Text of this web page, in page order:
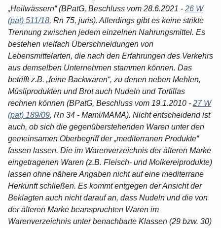
„Heilwässern“ (BPatG, Beschluss vom 28.6.2021 - 26 W
(pat) 511/18, Rn 75, juris). Allerdings gibt es keine strikte
Trennung zwischen jedem einzelnen Nahrungsmittel. Es
bestehen vielfach Überschneidungen von
Lebensmittelarten, die nach den Erfahrungen des Verkehrs
aus demselben Unternehmen stammen können. Das
betrifft z.B. „feine Backwaren“, zu denen neben Mehlen,
Müsliprodukten und Brot auch Nudeln und Tortillas
rechnen können (BPatG, Beschluss vom 19.1.2010 - 27 W
(pat) 189/09, Rn 34 - Mami/MAMA). Nicht entscheidend ist
auch, ob sich die gegenüberstehenden Waren unter den
gemeinsamen Oberbegriff der „mediterranen Produkte“
fassen lassen. Die im Warenverzeichnis der älteren Marke
eingetragenen Waren (z.B. Fleisch- und Molkereiprodukte)
lassen ohne nähere Angaben nicht auf eine mediterrane
Herkunft schließen. Es kommt entgegen der Ansicht der
Beklagten auch nicht darauf an, dass Nudeln und die von
der älteren Marke beanspruchten Waren im
Warenverzeichnis unter benachbarte Klassen (29 bzw. 30)